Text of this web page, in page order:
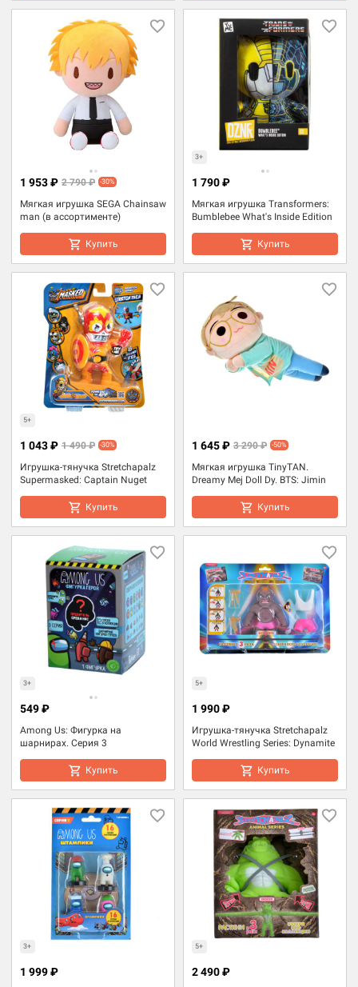
Мягкая игрушка SEGA Chainsaw
man (в ассортименте)
1 953 ₽ 2 790 ₽ -30%
Купить
3+
Мягкая игрушка Transformers:
Bumblebee What's Inside Edition
1 790 ₽
Купить
5+
Игрушка-тянучка Stretchapalz
Supermasked: Captain Nuget
1 043 ₽ 1 490 ₽ -30%
Купить
Мягкая игрушка TinyTAN.
Dreamy Mej Doll Dy. BTS: Jimin
1 645 ₽ 3 290 ₽ -50%
Купить
3+
Among Us: Фигурка на
шарнирах. Серия 3
549 ₽
Купить
5+
Игрушка-тянучка Stretchapalz
World Wrestling Series: Dynamite
1 990 ₽
Купить
3+
1 999 ₽
5+
2 490 ₽